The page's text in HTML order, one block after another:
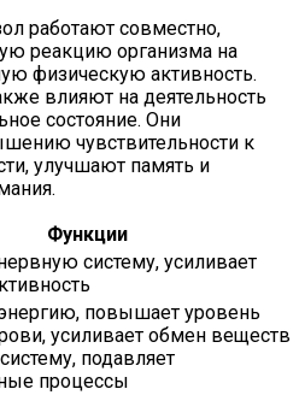
работают совместно,
реакцию организма на
физическую активность.
влияют на деятельность
состояние. Они
чувствительности к
улучшают память и
Функции
систему, усиливает
повышает уровень
усиливает обмен веществ
подавляет
процессы